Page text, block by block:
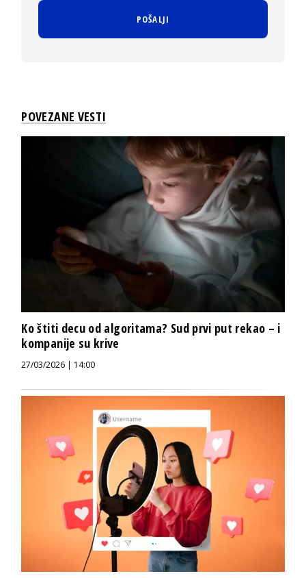
POVEZANE VESTI
Ko štiti decu od algoritama? Sud prvi put rekao – i
kompanije su krive
27/03/2026 | 14:00